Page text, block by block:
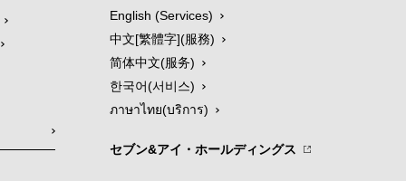
English (Services)
中文[繁體字](服務)
简体中文(服务)
한국어(서비스)
ภาษาไทย(บริการ)
セブン&アイ・ホールディングス